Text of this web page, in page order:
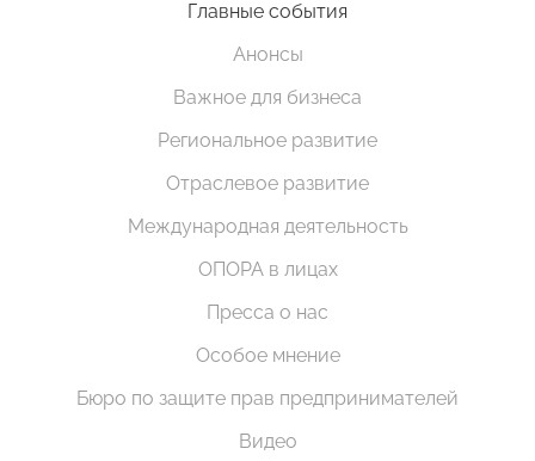
Главные события
Анонсы
Важное для бизнеса
Региональное развитие
Отраслевое развитие
Международная деятельность
ОПОРА в лицах
Пресса о нас
Особое мнение
Бюро по защите прав предпринимателей
Видео